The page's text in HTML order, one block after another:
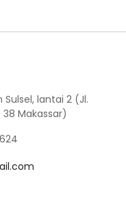
lantai 2 (Jl.
38 Makassar)